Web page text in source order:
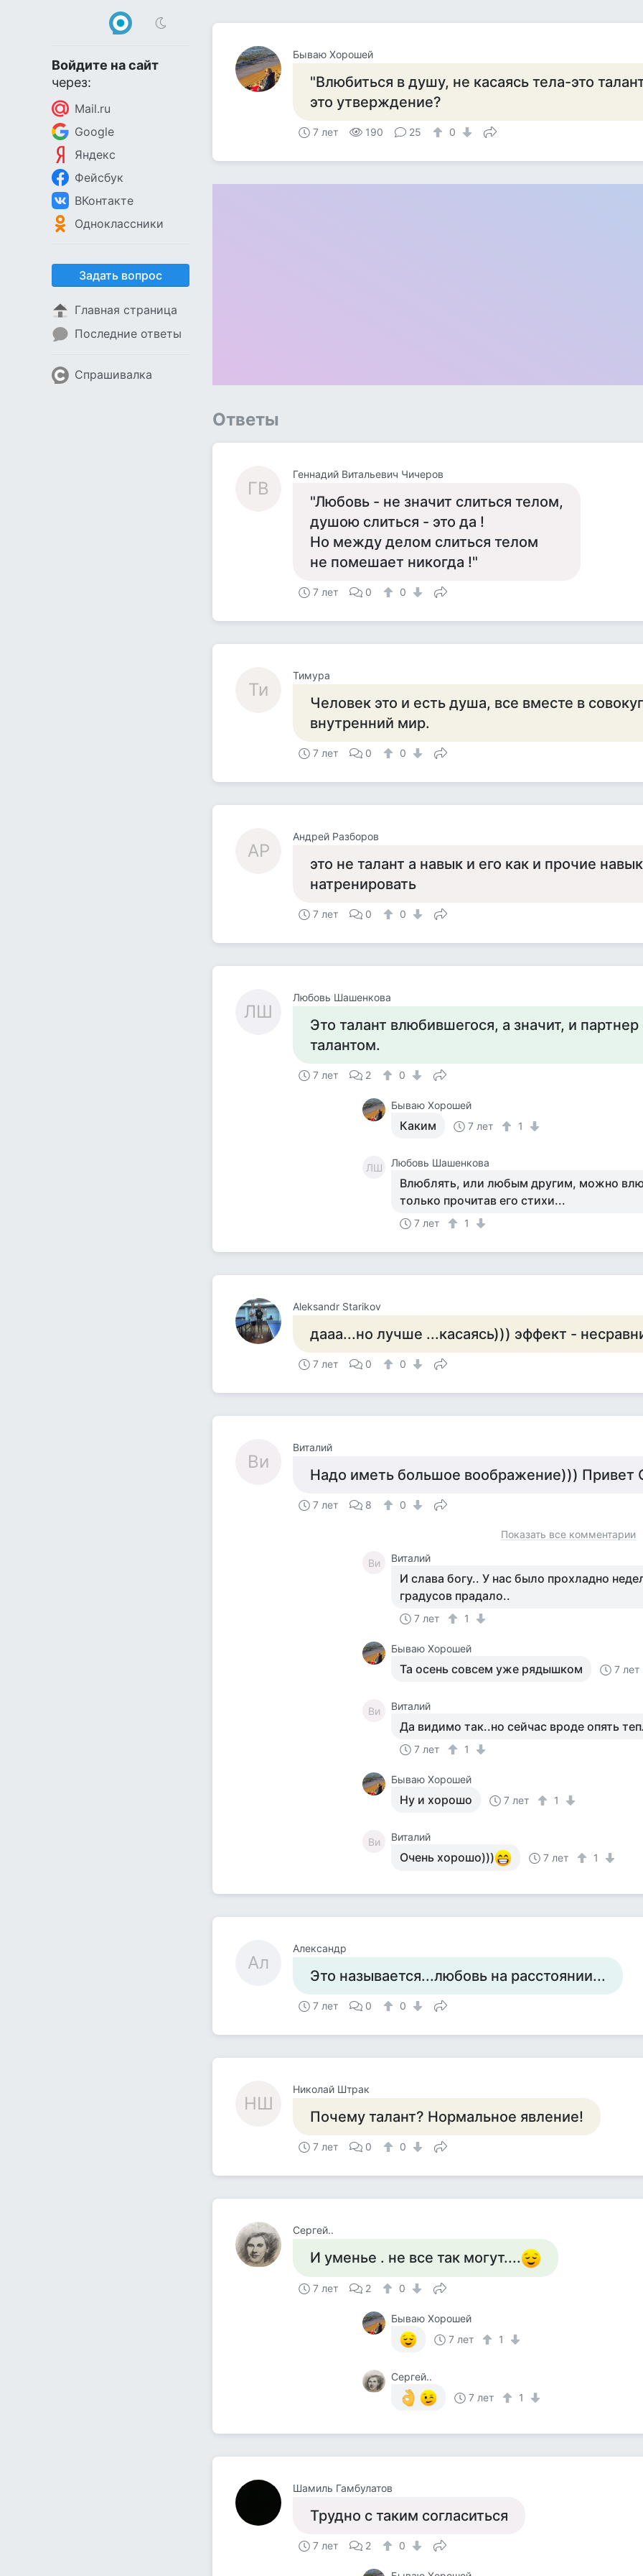
Войдите на сайт
через:
Mail.ru
Google
Яндекс
Фейсбук
ВКонтакте
Одноклассники
Задать вопрос
Главная страница
Последние ответы
Спрашивалка
Бываю Хорошей
"Влюбиться в душу, не касаясь тела-это
это утверждение?
7 лет 190 25 0
Ответы
ГВ
Геннадий Витальевич Чичеров
"Любовь - не значит слиться телом,
душою слиться - это да !
Но между делом слиться телом
не помешает никогда !"
7 лет 0 0
Ти
Тимура
Человек это и есть душа, все вместе в
внутренний мир.
7 лет 0 0
АР
Андрей Разборов
это не талант а навык и его как и прочие
натренировать
7 лет 0 0
ЛШ
Любовь Шашенкова
Это талант влюбившегося, а значит, и
талантом.
7 лет 2 0
Бываю Хорошей
Каким 7 лет 1
ЛШ Любовь Шашенкова
Влюблять, или любым другим, можно
только прочитав его стихи...
7 лет 1
Aleksandr Starikov
дааа...но лучше ...касаясь))) эффект -
7 лет 0 0
Ви
Виталий
Надо иметь большое воображение))) Привет
7 лет 8 0
Показать все комментарии
Ви Виталий
И слава богу.. У нас было прохладно
градусов прадало..
7 лет 1
Бываю Хорошей
Та осень совсем уже рядышком 7 лет
Ви Виталий
Да видимо так..но сейчас вроде опять
7 лет 1
Бываю Хорошей
Ну и хорошо 7 лет 1
Ви Виталий
Очень хорошо))) 7 лет 1
Ал
Александр
Это называется...любовь на расстоянии...
7 лет 0 0
НШ
Николай Штрак
Почему талант? Нормальное явление!
7 лет 0 0
Сергей..
И уменье . не все так могут....
7 лет 2 0
Бываю Хорошей
7 лет
1
Сергей..
7 лет
1
Шамиль Гамбулатов
Трудно с таким согласиться
7 лет 2 0